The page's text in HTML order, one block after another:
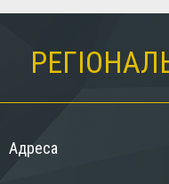
Адреса